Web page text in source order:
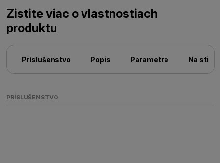
Zistite viac o vlastnostiach
produktu
Príslušenstvo Popis Parametre Na
PRÍSLUŠENSTVO